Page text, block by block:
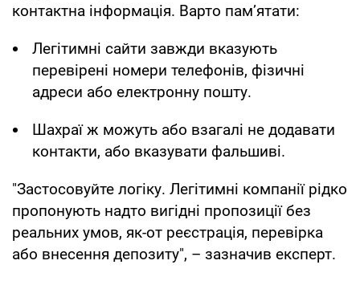
контактна інформація. Варто пам’ятати:
Легітимні сайти завжди вказують
перевірені номери телефонів, фізичні
адреси або електронну пошту.
Шахраї ж можуть або взагалі не додавати
контакти, або вказувати фальшиві.
"Застосовуйте логіку. Легітимні компанії рідко
пропонують надто вигідні пропозиції без
реальних умов, як-от реєстрація, перевірка
або внесення депозиту", – зазначив експерт.